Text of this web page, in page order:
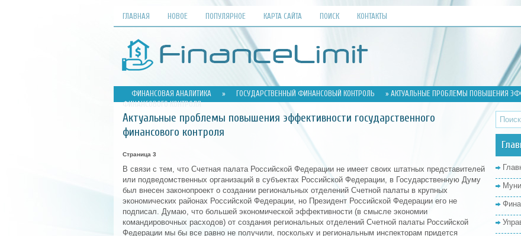
ГЛАВНАЯ НОВОЕ ПОПУЛЯРНОЕ КАРТА САЙТА ПОИСК КОНТАКТЫ
ФИНАНСОВАЯ АНАЛИТИКА » ГОСУДАРСТВЕННЫЙ ФИНАНСОВЫЙ КОНТРОЛЬ
» АКТУАЛЬНЫЕ ПРОБЛЕМЫ ПОВЫШЕНИЯ
ФИНАНСОВОГО КОНТРОЛЯ
Актуальные проблемы повышения эффективности государственного
финансового контроля
Страница 3
В связи с тем, что Счетная палата Российской Федерации не имеет своих штатных представителей
или подведомственных организаций в субъектах Российской Федерации, в Государственную Думу
был внесен законопроект о создании региональных отделений Счетной палаты в крупных
экономических районах Российской Федерации, но Президент Российской Федерации его не
подписал. Думаю, что большей экономической эффективности (в смысле экономии
командировочных расходов) от создания региональных отделений Счетной палаты Российской
Федерации мы бы все равно не получили, поскольку и региональным инспекторам придется